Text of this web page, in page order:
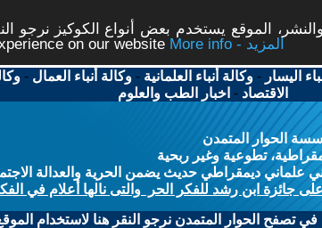
الموقع يستخدم بعض أنواع الكوكيز نرجو
on our website
More info - المزيد
اليسار -وكالة أنباء العلمانية -وكالة أنباء العمال -
الاقتصاد - اخبار الطب والعلوم
الحوار المتمدن
تطوعية وغير ربحية
ديمقراطي حديث يضمن الحرية والعدالة
جائزة ابن رشد للفكر الحر والتى نالها أعلام في
في تصفح الحوار المتمدن نرجو النقر هنا لاستخدام